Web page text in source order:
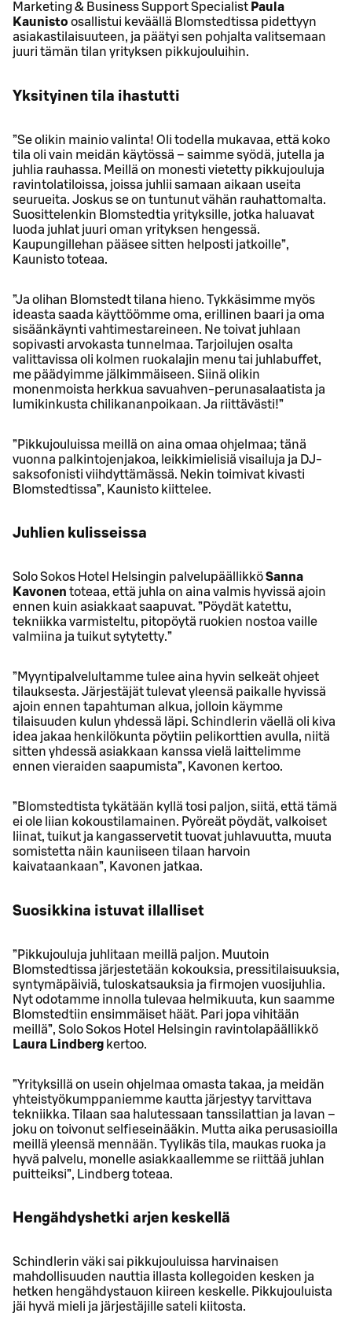
Marketing & Business Support Specialist Paula
Kaunisto osallistui keväällä Blomstedtissa pidettyyn
asiakastilaisuuteen, ja päätyi sen pohjalta valitsemaan
juuri tämän tilan yrityksen pikkujouluihin.
Yksityinen tila ihastutti
”Se olikin mainio valinta! Oli todella mukavaa, että koko
tila oli vain meidän käytössä – saimme syödä, jutella ja
juhlia rauhassa. Meillä on monesti vietetty pikkujouluja
ravintolatiloissa, joissa juhlii samaan aikaan useita
seurueita. Joskus se on tuntunut vähän rauhattomalta.
Suosittelenkin Blomstedtia yrityksille, jotka haluavat
luoda juhlat juuri oman yrityksen hengessä.
Kaupungillehan pääsee sitten helposti jatkoille”,
Kaunisto toteaa.
”Ja olihan Blomstedt tilana hieno. Tykkäsimme myös
ideasta saada käyttöömme oma, erillinen baari ja oma
sisäänkäynti vahtimestareineen. Ne toivat juhlaan
sopivasti arvokasta tunnelmaa. Tarjoilujen osalta
valittavissa oli kolmen ruokalajin menu tai juhlabuffet,
me päädyimme jälkimmäiseen. Siinä olikin
monenmoista herkkua savuahven-perunasalaatista ja
lumikinkusta chilikananpoikaan. Ja riittävästi!”
”Pikkujouluissa meillä on aina omaa ohjelmaa; tänä
vuonna palkintojenjakoa, leikkimielisiä visailuja ja DJ-
saksofonisti viihdyttämässä. Nekin toimivat kivasti
Blomstedtissa”, Kaunisto kiittelee.
Juhlien kulisseissa
Solo Sokos Hotel Helsingin palvelupäällikköSanna
Kavonen toteaa, että juhla on aina valmis hyvissä ajoin
ennen kuin asiakkaat saapuvat. ”Pöydät katettu,
tekniikka varmisteltu, pitopöytä ruokien nostoa vaille
valmiina ja tuikut sytytetty.”
”Myyntipalvelultamme tulee aina hyvin selkeät ohjeet
tilauksesta. Järjestäjät tulevat yleensä paikalle hyvissä
ajoin ennen tapahtuman alkua, jolloin käymme
tilaisuuden kulun yhdessä läpi. Schindlerin väellä oli kiva
idea jakaa henkilökunta pöytiin pelikorttien avulla, niitä
sitten yhdessä asiakkaan kanssa vielä laittelimme
ennen vieraiden saapumista”, Kavonen kertoo.
”Blomstedtista tykätään kyllä tosi paljon, siitä, että tämä
ei ole liian kokoustilamainen. Pyöreät pöydät, valkoiset
liinat, tuikut ja kangasservetit tuovat juhlavuutta, muuta
somistetta näin kauniiseen tilaan harvoin
kaivataankaan”, Kavonen jatkaa.
Suosikkina istuvat illalliset
”Pikkujouluja juhlitaan meillä paljon. Muutoin
Blomstedtissa järjestetään kokouksia, pressitilaisuuksia,
syntymäpäiviä, tuloskatsauksia ja firmojen vuosijuhlia.
Nyt odotamme innolla tulevaa helmikuuta, kun saamme
Blomstedtiin ensimmäiset häät. Pari jopa vihitään
meillä”, Solo Sokos Hotel Helsingin ravintolapäällikkö
Laura Lindberg kertoo.
”Yrityksillä on usein ohjelmaa omasta takaa, ja meidän
yhteistyökumppaniemme kautta järjestyy tarvittava
tekniikka. Tilaan saa halutessaan tanssilattian ja lavan –
joku on toivonut selfieseinääkin. Mutta aika perusasioilla
meillä yleensä mennään. Tyylikäs tila, maukas ruoka ja
hyvä palvelu, monelle asiakkaallemme se riittää juhlan
puitteiksi”, Lindberg toteaa.
Hengähdyshetki arjen keskellä
Schindlerin väki sai pikkujouluissa harvinaisen
mahdollisuuden nauttia illasta kollegoiden kesken ja
hetken hengähdystauon kiireen keskelle. Pikkujouluista
jäi hyvä mieli ja järjestäjille sateli kiitosta.